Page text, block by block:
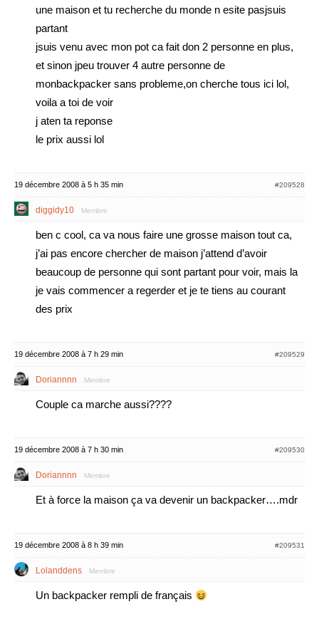
une maison et tu recherche du monde n esite pasjsuis
partant
jsuis venu avec mon pot ca fait don 2 personne en plus,
et sinon jpeu trouver 4 autre personne de
monbackpacker sans probleme,on cherche tous ici lol,
voila a toi de voir
j aten ta reponse
le prix aussi lol
19 décembre 2008 à 5 h 35 min #209528
diggidy10 Membre
ben c cool, ca va nous faire une grosse maison tout ca,
j’ai pas encore chercher de maison j’attend d’avoir
beaucoup de personne qui sont partant pour voir, mais la
je vais commencer a regerder et je te tiens au courant
des prix
19 décembre 2008 à 7 h 29 min #209529
Doriannnn Membre
Couple ca marche aussi????
19 décembre 2008 à 7 h 30 min #209530
Doriannnn Membre
Et à force la maison ça va devenir un backpacker….mdr
19 décembre 2008 à 8 h 39 min #209531
Lolanddens Membre
Un backpacker rempli de français